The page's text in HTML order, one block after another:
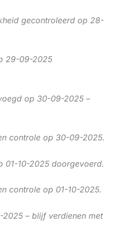
gecontroleerd op 28-
29-09-2025
op 30-09-2025 –
controle op 30-09-2025.
01-10-2025 doorgevoerd.
controle op 01-10-2025.
– blijf verdienen met